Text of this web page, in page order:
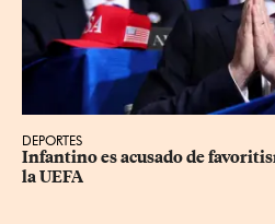
DEPORTES
Infantino es acusado de
la UEFA